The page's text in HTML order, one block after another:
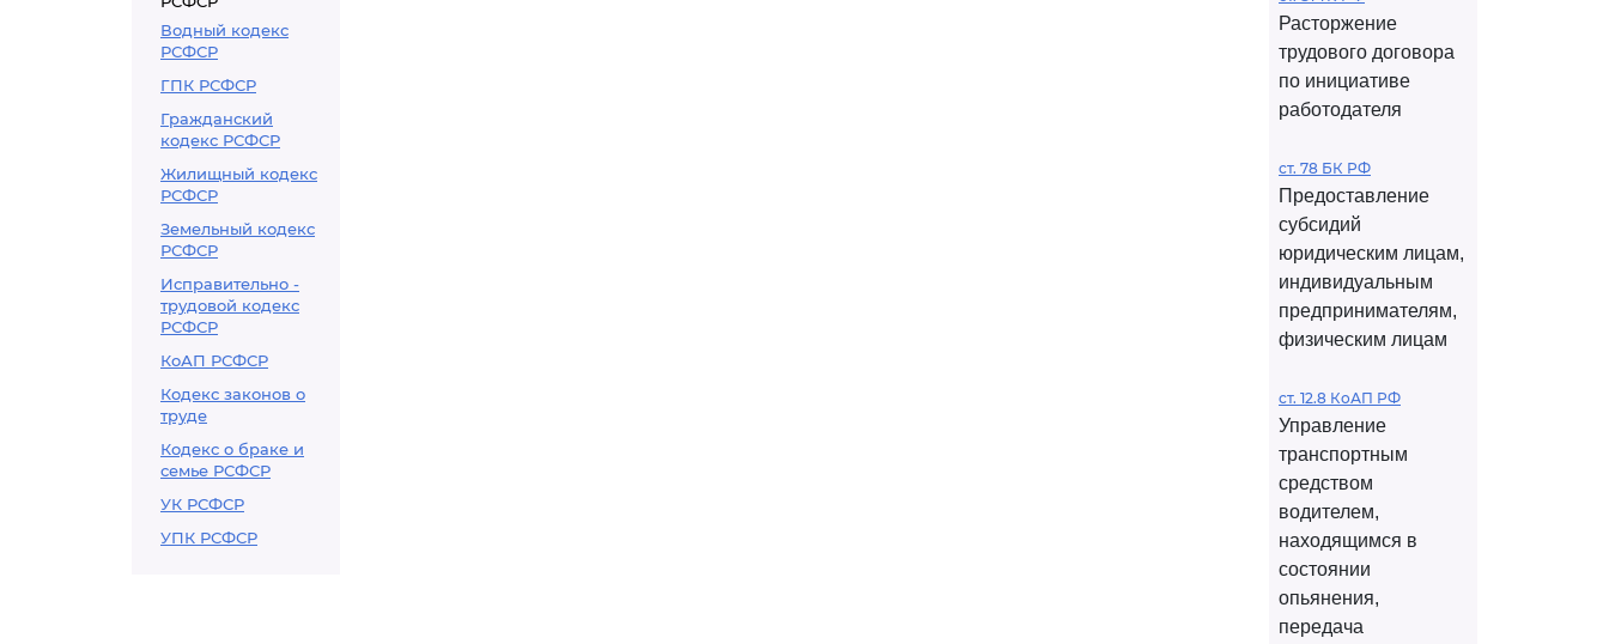
Водный кодекс
РСФСР
ГПК РСФСР
Гражданский
кодекс РСФСР
Жилищный кодекс
РСФСР
Земельный кодекс
РСФСР
Исправительно -
трудовой кодекс
РСФСР
КоАП РСФСР
Кодекс законов о
труде
Кодекс о браке и
семье РСФСР
УК РСФСР
УПК РСФСР
Расторжение
трудового договора
по инициативе
работодателя
ст. 78 БК РФ
Предоставление
субсидий
юридическим лицам,
индивидуальным
предпринимателям,
физическим лицам
ст. 12.8 КоАП РФ
Управление
транспортным
средством
водителем,
находящимся в
состоянии
опьянения,
передача